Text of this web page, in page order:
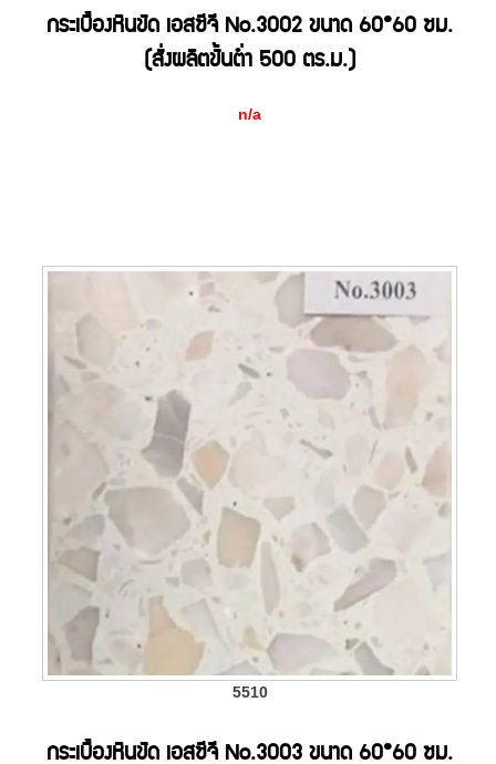
กระเบื้องหินขัด เอสซีจี No.3002 ขนาด 60*60 ซม.
(สั่งผลิตขั้นต่ำ 500 ตร.ม.)
n/a
5510
กระเบื้องหินขัด เอสซีจี No.3003 ขนาด 60*60 ซม.